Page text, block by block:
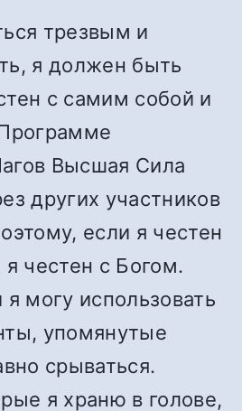
трезвым и
я должен быть
с самим собой и
Высшая Сила
других участников
если я честен
честен с Богом.
я могу использовать
упомянутые
срываться.
я храню в голове,